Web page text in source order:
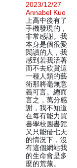
2023/12/27
Annabel Kuo
上高中後有了
手機發現的，
非常感謝。我
本身是個很愛
閱讀的人，我
感到若我活著
而不去欣賞這
一種人類的藝
術那將毫無意
義可言。總而
言之，萬分感
謝，我不知道
在每有能力買
書學校圖書館
又只能借七天
的情況下，沒
有這個網站我
的生命會是多
麼的荒蕪。